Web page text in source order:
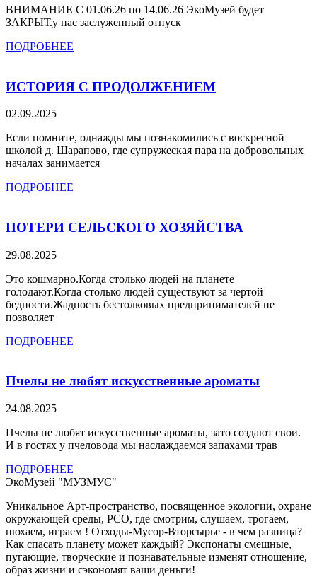
ВНИМАНИЕ С 01.06.26 по 14.06.26 ЭкоМузей будет
ЗАКРЫТ.у нас заслуженный отпуск
ПОДРОБНЕЕ
ИСТОРИЯ С ПРОДОЛЖЕНИЕМ
02.09.2025
Если помните, однажды мы познакомились с воскресной
школой д. Шарапово, где супружеская пара на добровольных
началах занимается
ПОДРОБНЕЕ
ПОТЕРИ СЕЛЬСКОГО ХОЗЯЙСТВА
29.08.2025
Это кошмарно.Когда столько людей на планете
голодают.Когда столько людей существуют за чертой
бедности.Жадность бестолковых предпринимателей не
позволяет
ПОДРОБНЕЕ
Пчелы не любят искусственные ароматы
24.08.2025
Пчелы не любят искусственные ароматы, зато создают свои.
И в гостях у пчеловода мы наслаждаемся запахами трав
ПОДРОБНЕЕ
ЭкоМузей "МУЗМУС"
Уникальное Арт-пространство, посвященное экологии, охране
окружающей среды, РСО, где смотрим, слушаем, трогаем,
нюхаем, играем ! Отходы-Мусор-Вторсырье - в чем разница?
Как спасать планету может каждый? Экспонаты смешные,
пугающие, творческие и познавательные изменят отношение,
образ жизни и сэкономят ваши деньги!